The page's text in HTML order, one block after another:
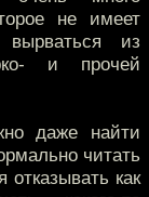
не имеет
вырваться из
и прочей
даже найти
читать
как